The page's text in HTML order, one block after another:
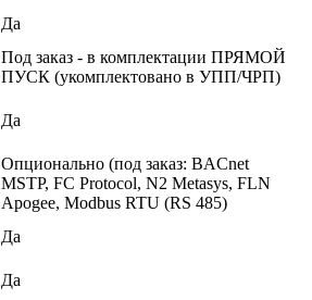
Да
Под заказ - в комплектации ПРЯМОЙ
ПУСК (укомплектовано в УПП/ЧРП)
Да
Опционально (под заказ: BACnet
MSTP, FC Protocol, N2 Metasys, FLN
Apogee, Modbus RTU (RS 485)
Да
Да